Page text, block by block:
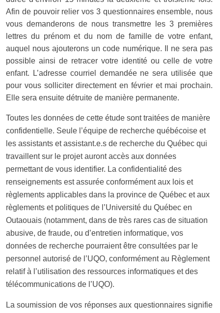
Afin de pouvoir relier vos 3 questionnaires ensemble, nous
vous demanderons de nous transmettre les 3 premières
lettres du prénom et du nom de famille de votre enfant,
auquel nous ajouterons un code numérique. Il ne sera pas
possible ainsi de retracer votre identité ou celle de votre
enfant. L’adresse courriel demandée ne sera utilisée que
pour vous solliciter directement en février et mai prochain.
Elle sera ensuite détruite de manière permanente.
Toutes les données de cette étude sont traitées de manière
confidentielle. Seule l’équipe de recherche québécoise et
les assistants et assistant.e.s de recherche du Québec qui
travaillent sur le projet auront accès aux données
permettant de vous identifier. La confidentialité des
renseignements est assurée conformément aux lois et
règlements applicables dans la province de Québec et aux
règlements et politiques de l’Université du Québec en
Outaouais (notamment, dans de très rares cas de situation
abusive, de fraude, ou d’entretien informatique, vos
données de recherche pourraient être consultées par le
personnel autorisé de l’UQO, conformément au Règlement
relatif à l’utilisation des ressources informatiques et des
télécommunications de l’UQO).
La soumission de vos réponses aux questionnaires signifie